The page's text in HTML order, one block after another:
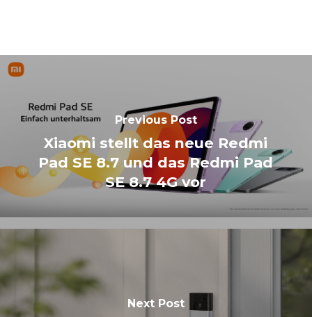
Previous Post
Xiaomi stellt das neue Redmi
Pad SE 8.7 und das Redmi Pad
SE 8.7 4G vor
Next Post